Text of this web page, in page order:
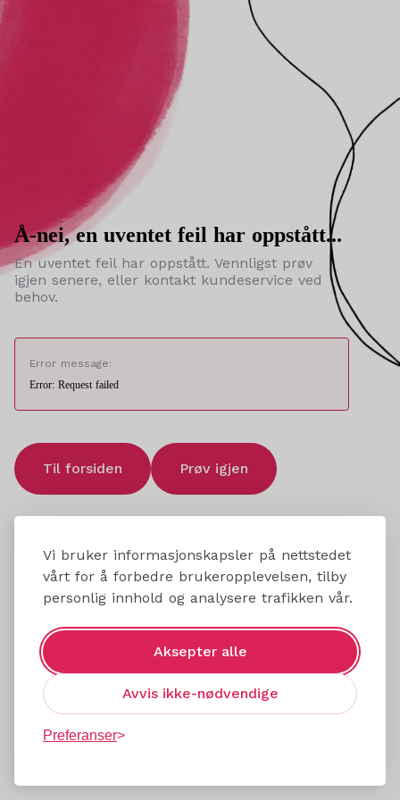
Vi bruker informasjonskapsler på nettstedet
vårt for å forbedre brukeropplevelsen, tilby
personlig innhold og analysere trafikken vår.
Aksepter alle
Avvis ikke-nødvendige
Preferanser
Å-nei, en uventet feil har oppstått...
En uventet feil har oppstått. Vennligst prøv
igjen senere, eller kontakt kundeservice ved
behov.
Error message:
Error: Request failed
Til forsiden Prøv igjen